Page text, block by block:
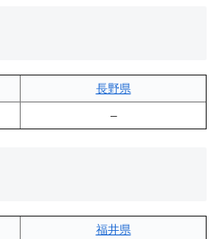
長野県
–
福井県